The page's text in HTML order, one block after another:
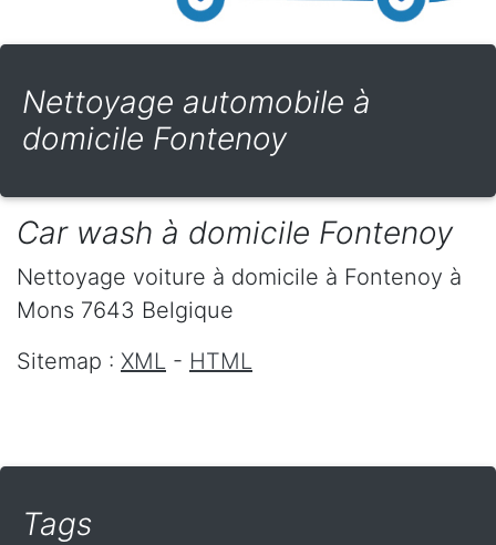
Nettoyage automobile à
domicile Fontenoy
Car wash à domicile Fontenoy
Nettoyage voiture à domicile à Fontenoy à
Mons 7643 Belgique
Sitemap : XML - HTML
Tags